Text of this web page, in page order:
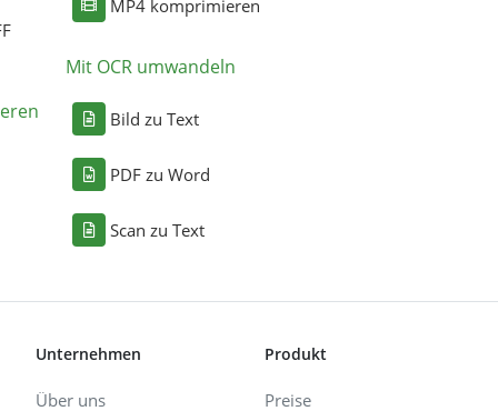
MP4 komprimieren
Mit OCR umwandeln
Bild zu Text
PDF zu Word
Scan zu Text
Unternehmen
Über uns
Produkt
Preise